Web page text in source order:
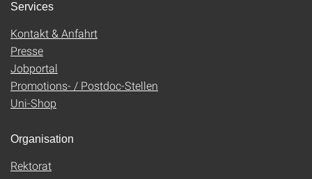
Services
Kontakt & Anfahrt
Presse
Jobportal
Promotions- / Postdoc-Stellen
Uni-Shop
Organisation
Rektorat